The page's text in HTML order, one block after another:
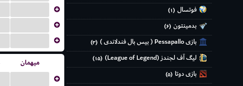
فوتسال (۱)
بدمینتون (۶)
بازی Pessapallo ( بیس بال فندلاندی ) (۳)
لیگ آف لجندز (League of Legend) (۱۵)
بازی دوتا (۵)
میهمان